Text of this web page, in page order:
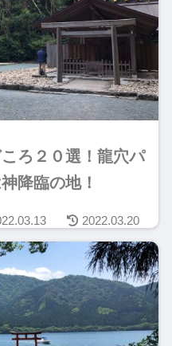
ろ２０選！龍穴パ
降臨の地！
2022.03.20